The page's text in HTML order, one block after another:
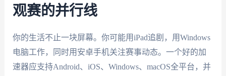
观赛的并行线
你的生活不止一块屏幕。你可能用iPad追剧，用Windows
电脑工作，同时用安卓手机关注赛事动态。一个好的加
速器应支持Android、iOS、Windows、macOS全平台，并